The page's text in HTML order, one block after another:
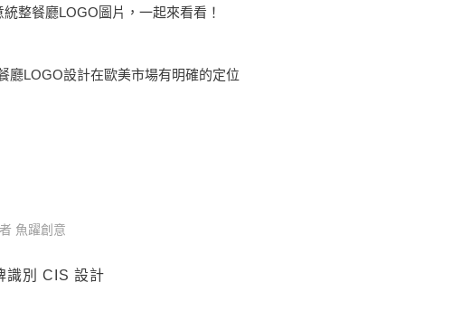
整餐廳LOGO圖片，一起來看看！
廳LOGO設計在歐美市場有明確的定位
魚躍創意
識別 CIS 設計